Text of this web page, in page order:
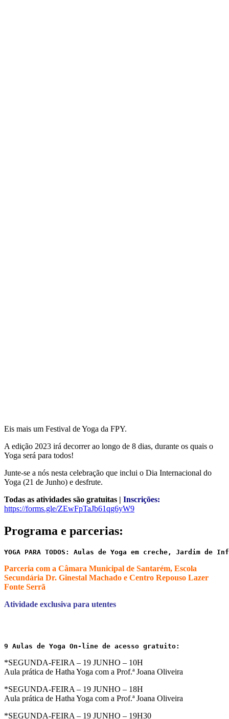
Eis mais um Festival de Yoga da FPY.
A edição 2023 irá decorrer ao longo de 8 dias, durante os quais o
Yoga será para todos!
Junte-se a nós nesta celebração que inclui o Dia Internacional do
Yoga (21 de Junho) e desfrute.
Todas as atividades são gratuitas | Inscrições:
https://forms.gle/ZEwFpTaJb61qg6yW9
Programa e parcerias:
YOGA PARA TODOS: Aulas de Yoga em creche, Jardim
Parceria com a Câmara Municipal de Santarém, Escola
Secundária Dr. Ginestal Machado e Centro Repouso Lazer
Fonte Serrã
Atividade exclusiva para utentes
9 Aulas de Yoga On-line de acesso gratuito:
*SEGUNDA-FEIRA – 19 JUNHO – 10H
Aula prática de Hatha Yoga com a Prof.ª Joana Oliveira
*SEGUNDA-FEIRA – 19 JUNHO – 18H
Aula prática de Hatha Yoga com a Prof.ª Joana Oliveira
*SEGUNDA-FEIRA – 19 JUNHO – 19H30